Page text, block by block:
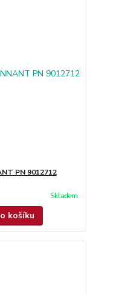
PN 9012712
Skladem
košíku